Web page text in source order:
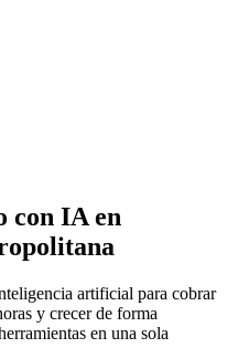
con IA en
artificial para cobrar
y crecer de forma
en una sola